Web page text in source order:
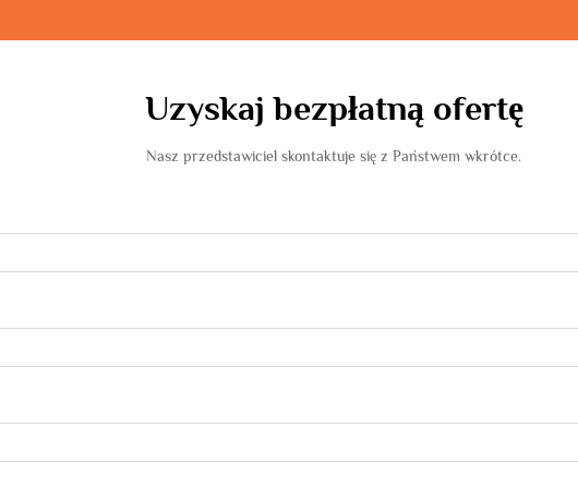
Uzyskaj bezpłatną ofertę
Nasz przedstawiciel skontaktuje się z Państwem wkrótce.